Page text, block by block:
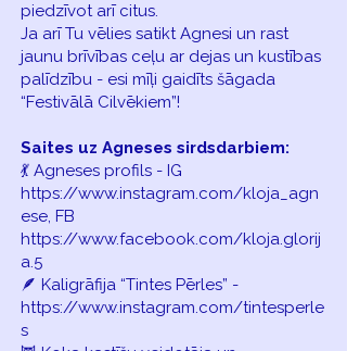
piedzīvot arī citus.
Ja arī Tu vēlies satikt Agnesi un rast
jaunu brīvības ceļu ar dejas un kustības
palīdzību - esi mīļi gaidīts šāgada
“Festivālā Cilvēkiem”!
Saites uz Agneses sirdsdarbiem:
💃 Agneses profils - IG
https://www.instagram.com/kloja_agn
ese, FB
https://www.facebook.com/kloja.glorij
a.5
🪶 Kaligrāfija “Tintes Pērles” -
https://www.instagram.com/tintesperle
s